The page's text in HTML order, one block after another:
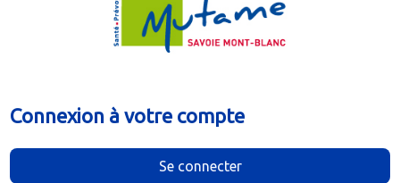
Connexion à votre compte
Se connecter